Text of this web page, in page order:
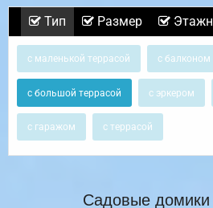
Тип Размер
с маленькой террасой с балконом
с большой террасой с эркером
с гаражом с террасой
Садовые домики